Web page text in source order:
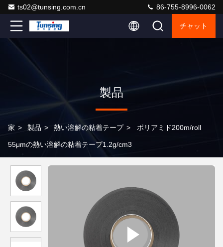
ts02@tunsing.com.cn 86-755-8996-0062
チャット
製品
家 > 製品 > 熱い溶解の粘着テープ > ポリアミド200m/roll
55μmの熱い溶解の粘着テープ1.2g/cm3